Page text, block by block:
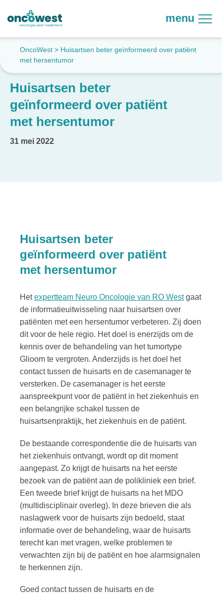
menu
OncoWest > Huisartsen beter geïnformeerd over patiënt
met hersentumor
Huisartsen beter
geïnformeerd over patiënt
met hersentumor
31 mei 2022
Huisartsen beter
geïnformeerd over patiënt
met hersentumor
Hetexpertteam Neuro Oncologie van RO Westgaat
de informatieuitwisseling naar huisartsen over
patiënten met een hersentumor verbeteren. Zij doen
dit voor de hele regio. Het doel is enerzijds om de
kennis over de behandeling van het tumortype
Glioom te vergroten. Anderzijds is het doel het
contact tussen de huisarts en de casemanager te
versterken. De casemanager is het eerste
aanspreekpunt voor de patiënt in het ziekenhuis en
een belangrijke schakel tussen de
huisartsenpraktijk, het ziekenhuis en de patiënt.
De bestaande correspondentie die de huisarts van
het ziekenhuis ontvangt, wordt op dit moment
aangepast. Zo krijgt de huisarts na het eerste
bezoek van de patiënt aan de polikliniek een brief.
Een tweede brief krijgt de huisarts na het MDO
(multidisciplinair overleg). In deze brieven die als
naslagwerk voor de huisarts zijn bedoeld, staat
informatie over de behandeling, waar de huisarts
terecht kan met vragen, welke problemen te
verwachten zijn bij de patiënt en hoe alarmsignalen
te herkennen zijn.
Goed contact tussen de huisarts en de